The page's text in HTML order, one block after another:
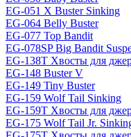
EG-051 X Buster Sinking
EG-064 Belly Buster
EG-077 Top Bandit
EG-078SP Big Bandit
EG-138T Хвосты для
EG-148 Buster V
EG-149 Tiny Buster
EG-159 Wolf Tail Sinking
EG-159T Хвосты для
EG-175 Wolf Tail Jr.